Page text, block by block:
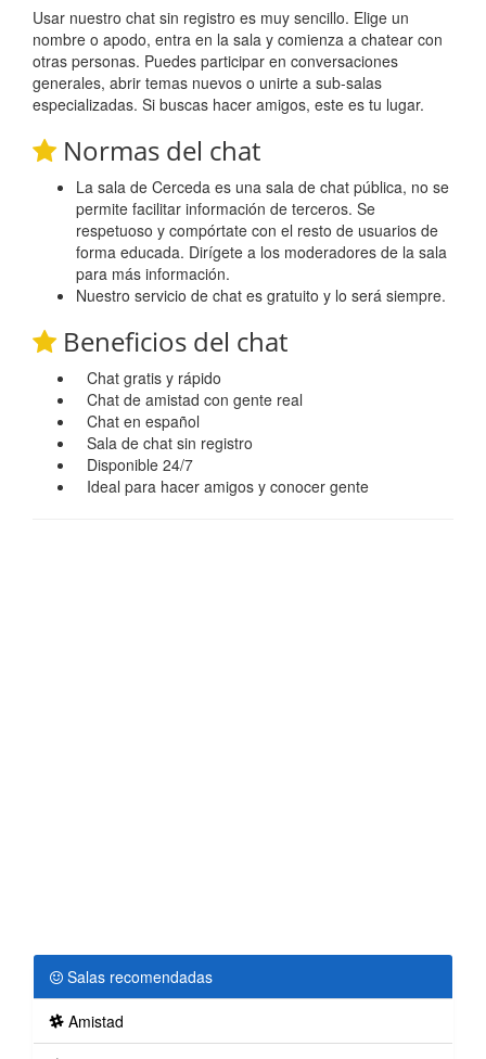
Usar nuestro chat sin registro es muy sencillo. Elige un
nombre o apodo, entra en la sala y comienza a chatear con
otras personas. Puedes participar en conversaciones
generales, abrir temas nuevos o unirte a sub-salas
especializadas. Si buscas hacer amigos, este es tu lugar.
Normas del chat
La sala de Cerceda es una sala de chat pública, no se
permite facilitar información de terceros. Se
respetuoso y compórtate con el resto de usuarios de
forma educada. Dirígete a los moderadores de la sala
para más información.
Nuestro servicio de chat es gratuito y lo será siempre.
Beneficios del chat
Chat gratis y rápido
Chat de amistad con gente real
Chat en español
Sala de chat sin registro
Disponible 24/7
Ideal para hacer amigos y conocer gente
Salas recomendadas
Amistad